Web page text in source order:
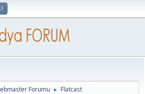
Forumu ► Flatcast